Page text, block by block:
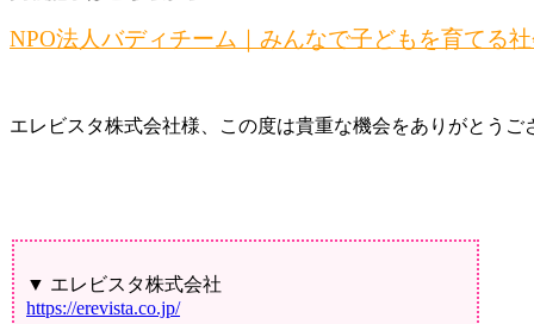
NPO法人バディチーム｜みんなで子どもを育てる
エレビスタ株式会社様、この度は貴重な機会をありがとうご
▼ エレビスタ株式会社
https://erevista.co.jp/